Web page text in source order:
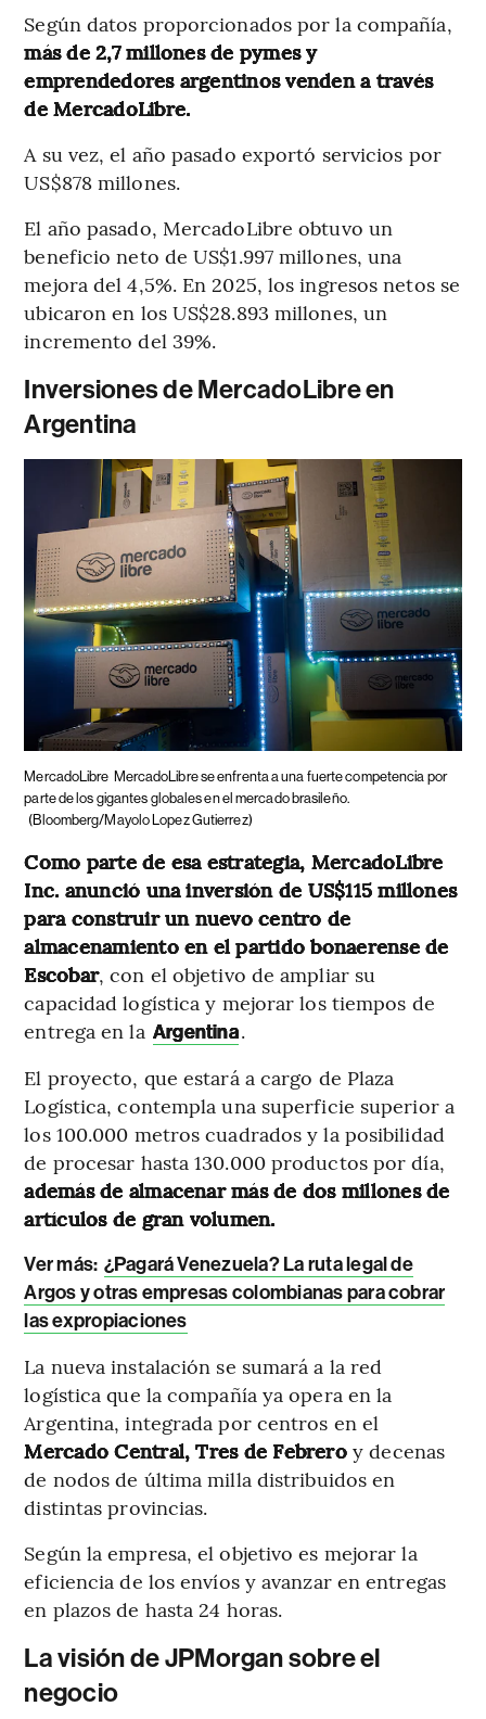
Según datos proporcionados por la compañía,
más de 2,7 millones de pymes y
emprendedores argentinos venden a través
de MercadoLibre.
A su vez, el año pasado exportó servicios por
US$878 millones.
El año pasado, MercadoLibre obtuvo un
beneficio neto de US$1.997 millones, una
mejora del 4,5%. En 2025, los ingresos netos se
ubicaron en los US$28.893 millones, un
incremento del 39%.
Inversiones de MercadoLibre en
Argentina
MercadoLibre MercadoLibre se enfrenta a una fuerte competencia por
parte de los gigantes globales en el mercado brasileño.
(Bloomberg/Mayolo Lopez Gutierrez)
Como parte de esa estrategia, MercadoLibre
Inc. anunció una inversión de US$115 millones
para construir un nuevo centro de
almacenamiento en el partido bonaerense de
Escobar, con el objetivo de ampliar su
capacidad logística y mejorar los tiempos de
entrega en la Argentina.
El proyecto, que estará a cargo de Plaza
Logística, contempla una superficie superior a
los 100.000 metros cuadrados y la posibilidad
de procesar hasta 130.000 productos por día,
además de almacenar más de dos millones de
artículos de gran volumen.
Ver más: ¿Pagará Venezuela? La ruta legal de
Argos y otras empresas colombianas para cobrar
las expropiaciones
La nueva instalación se sumará a la red
logística que la compañía ya opera en la
Argentina, integrada por centros en el
Mercado Central, Tres de Febreroy decenas
de nodos de última milla distribuidos en
distintas provincias.
Según la empresa, el objetivo es mejorar la
eficiencia de los envíos y avanzar en entregas
en plazos de hasta 24 horas.
La visión de JPMorgan sobre el
negocio